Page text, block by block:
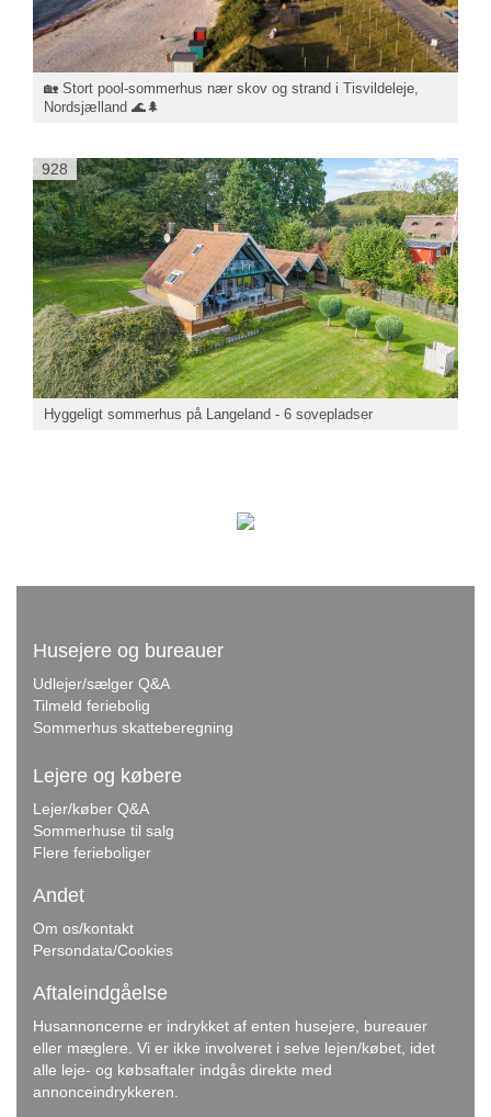
🏡 Stort pool-sommerhus nær skov og strand i Tisvildeleje,
Nordsjælland 🌊🌲
928
Hyggeligt sommerhus på Langeland - 6 sovepladser
Husejere og bureauer
Udlejer/sælger Q&A
Tilmeld feriebolig
Sommerhus skatteberegning
Lejere og købere
Lejer/køber Q&A
Sommerhuse til salg
Flere ferieboliger
Andet
Om os/kontakt
Persondata/Cookies
Aftaleindgåelse
Husannoncerne er indrykket af enten husejere, bureauer
eller mæglere. Vi er ikke involveret i selve lejen/købet, idet
alle leje- og købsaftaler indgås direkte med
annonceindrykkeren.